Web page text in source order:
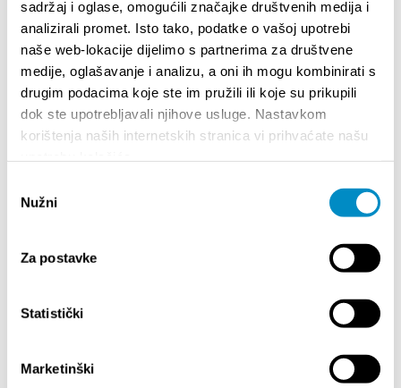
sadržaj i oglase, omogućili značajke društvenih medija i
analizirali promet. Isto tako, podatke o vašoj upotrebi
naše web-lokacije dijelimo s partnerima za društvene
medije, oglašavanje i analizu, a oni ih mogu kombinirati s
drugim podacima koje ste im pružili ili koje su prikupili
dok ste upotrebljavali njihove usluge. Nastavkom
korištenja naših internetskih stranica vi prihvaćate našu
pristanka
Nužni
Za postavke
Statistički
Marketinški
Ostalo
Informacije o internet caffe barovima, praonicama
rublja možete potražiti ovdje.Više
Mobilnost
Turistički vodiči